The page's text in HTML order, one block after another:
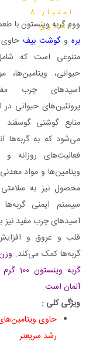
امتیاز 8
مشتری
ووم گربه وینستون با
بره وگوشت بیفحاوی
متنوعی است که
حیوانی،
اسیدهای چرب
پروتئین‌های حیوانی
منابع گوشتی
می‌شود که به گربه‌ها
فعالیت‌های روزانه
ویتامین‌ها و مواد
محصول نیز به
سیستم ایمنی
اسیدهای چرب مفید
قلب و عروق و
گربه‌ها کمک می‌کند.
گربه
آلمان است.
ویژگی کلی :
حاوی
رشد سریعتر